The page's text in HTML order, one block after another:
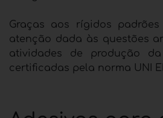
Graças aos rígidos
atenção dada às questões
atividades de produção
certificadas pela norma UNI